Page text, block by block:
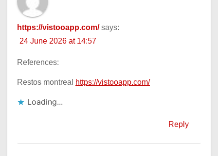
https://vistooapp.com/ says:
24 June 2026 at 14:57
References:
Restos montreal https://vistooapp.com/
Loading...
Reply